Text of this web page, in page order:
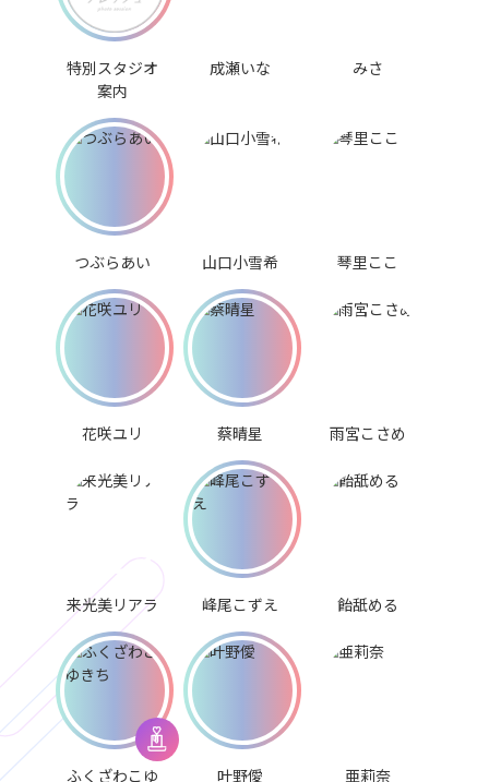
特別スタジオ
案内
成瀬いな みさ
つぶらあい 山口小雪希 琴里ここ
花咲ユリ 蔡晴星 雨宮こさめ
来光美リアラ 峰尾こずえ 飴舐める
ふくざわこゆ
叶野僾 亜莉奈